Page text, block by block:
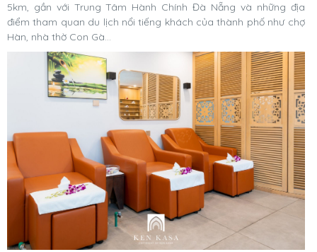
5km, gần với Trung Tâm Hành Chính Đà Nẵng và những địa
điểm tham quan du lịch nổi tiếng khách của thành phố như chợ
Hàn, nhà thờ Con Gà…